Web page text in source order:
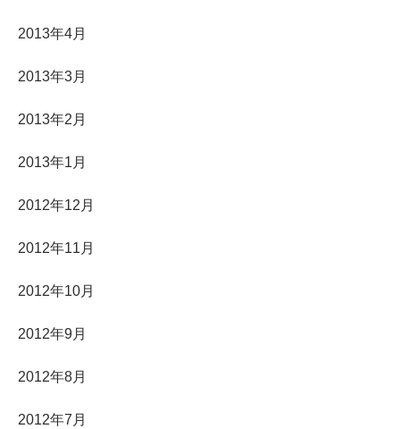
2013年4月
2013年3月
2013年2月
2013年1月
2012年12月
2012年11月
2012年10月
2012年9月
2012年8月
2012年7月